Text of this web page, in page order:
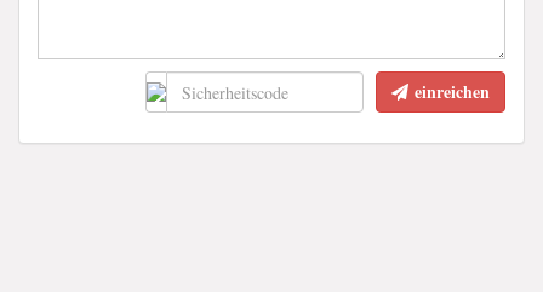
einreichen